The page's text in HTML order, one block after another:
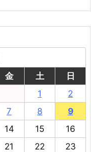
金 土
日
1
2
7 8
9
14 15
16
21 22
23